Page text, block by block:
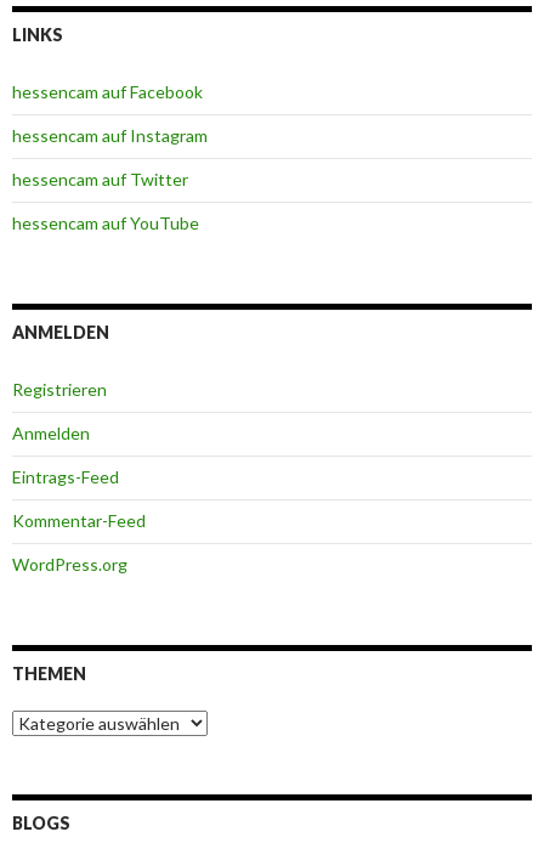
LINKS
hessencam auf Facebook
hessencam auf Instagram
hessencam auf Twitter
hessencam auf YouTube
ANMELDEN
Registrieren
Anmelden
Eintrags-Feed
Kommentar-Feed
WordPress.org
THEMEN
Themen
BLOGS